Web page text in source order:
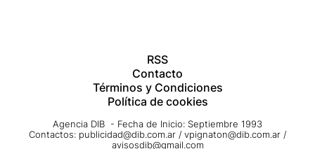
RSS
Contacto
Términos y Condiciones
Política de cookies
Agencia DIB - Fecha de Inicio: Septiembre 1993
Contactos: publicidad@dib.com.ar / vpignaton@dib.com.ar /
avisosdib@gmail.com